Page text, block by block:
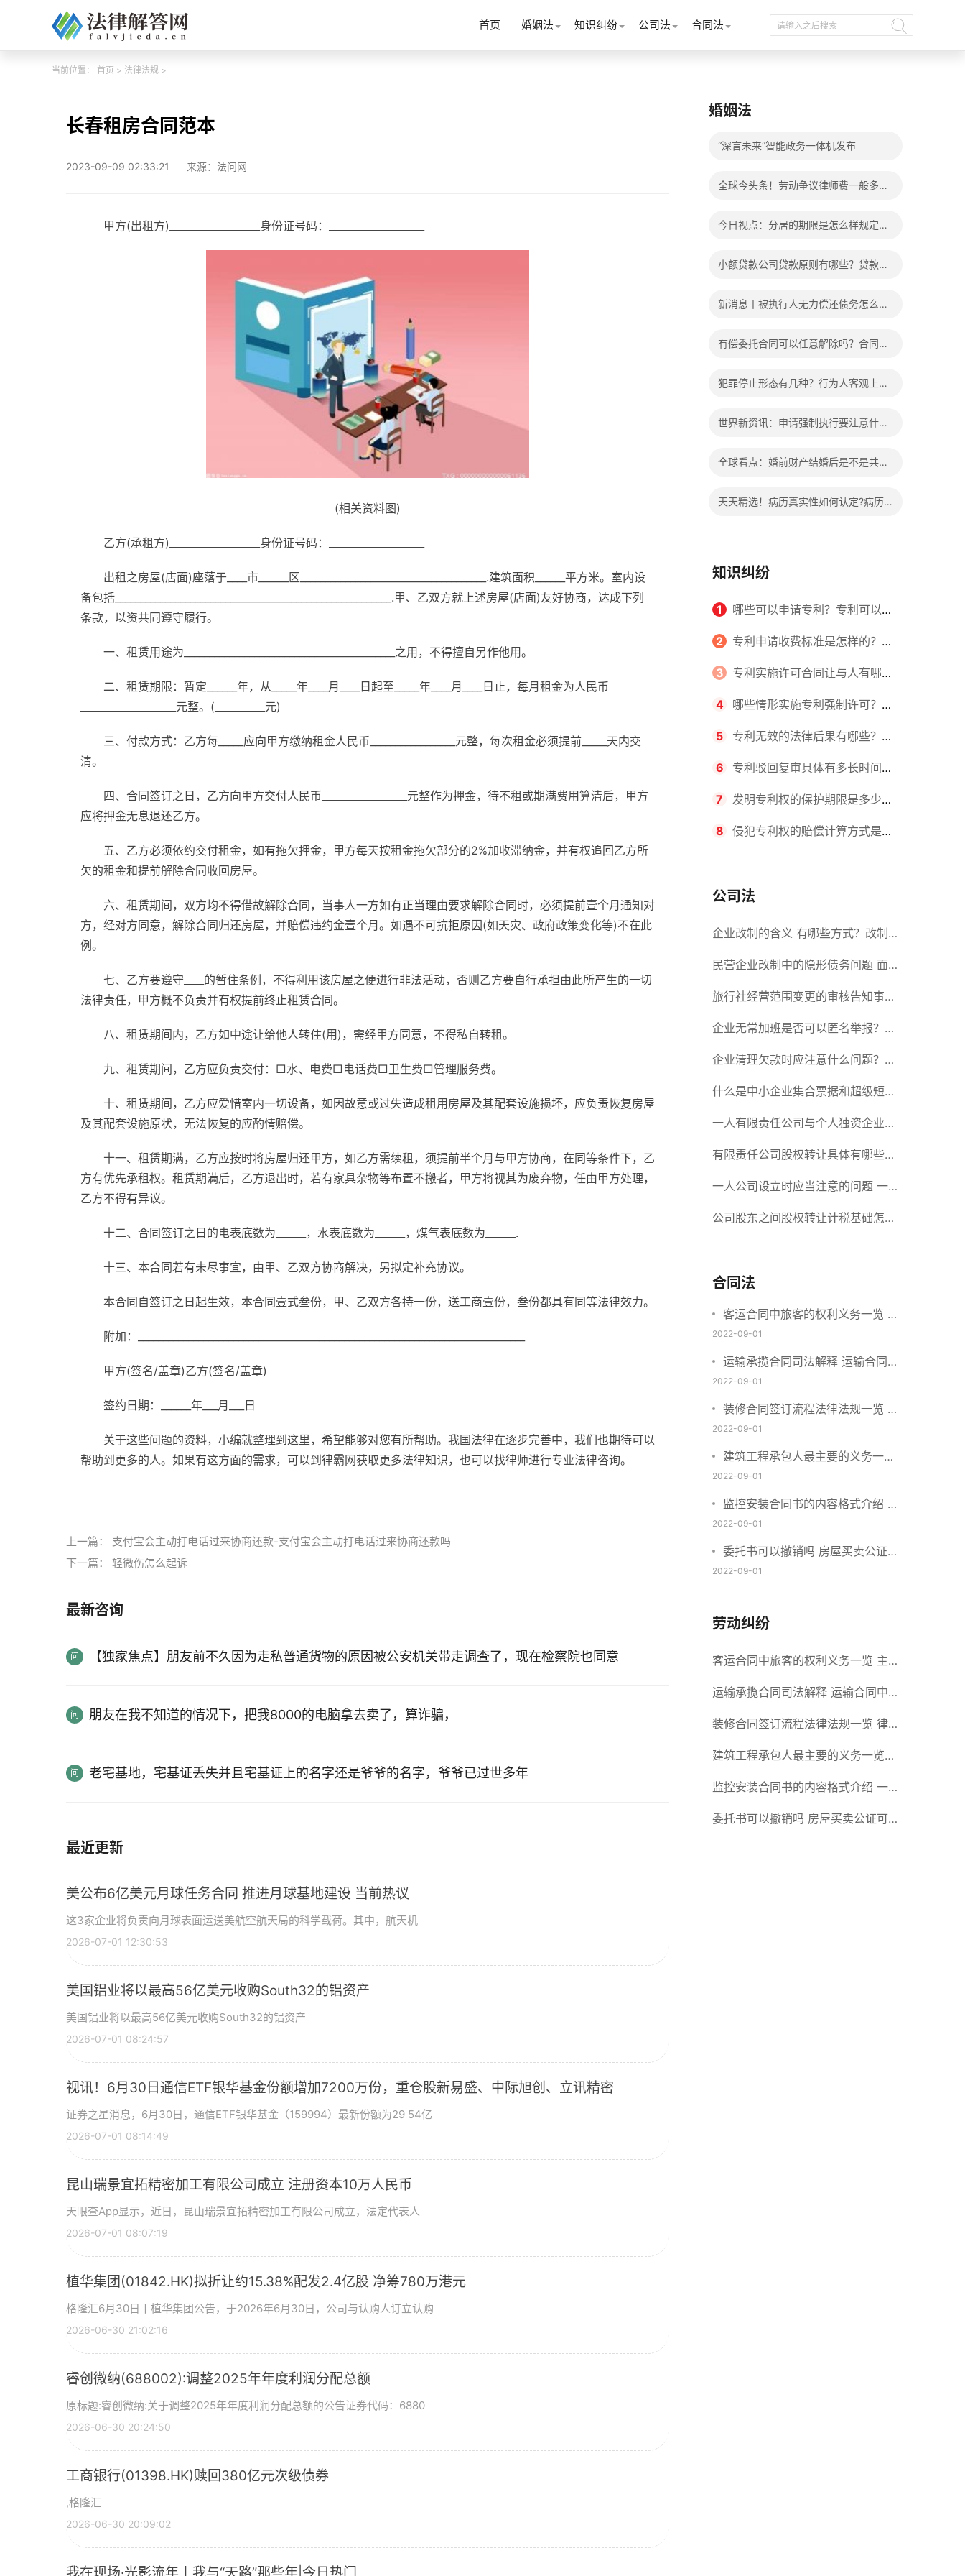
首页 婚姻法 知识纠纷 公司法 合同法
当前位置： 首页 > 法律法规 >
长春租房合同范本
2023-09-09 02:33:21 来源：法问网
甲方(出租方)__________________身份证号码：___________________
(相关资料图)
乙方(承租方)__________________身份证号码：___________________
出租之房屋(店面)座落于____市______区_____________________________________.建筑面积______平方米。室内设
备包括_______________________________________________________.甲、乙双方就上述房屋(店面)友好协商，达成下列
条款，以资共同遵守履行。
一、租赁用途为__________________________________________之用，不得擅自另作他用。
二、租赁期限：暂定______年，从_____年____月____日起至_____年____月____日止，每月租金为人民币
___________________元整。(__________元)
三、付款方式：乙方每_____应向甲方缴纳租金人民币_________________元整，每次租金必须提前_____天内交
清。
四、合同签订之日，乙方向甲方交付人民币_________________元整作为押金，待不租或期满费用算清后，甲方
应将押金无息退还乙方。
五、乙方必须依约交付租金，如有拖欠押金，甲方每天按租金拖欠部分的2%加收滞纳金，并有权追回乙方所
欠的租金和提前解除合同收回房屋。
六、租赁期间，双方均不得借故解除合同，当事人一方如有正当理由要求解除合同时，必须提前壹个月通知对
方，经对方同意，解除合同归还房屋，并赔偿违约金壹个月。如遇不可抗拒原因(如天灾、政府政策变化等)不在此
例。
七、乙方要遵守____的暂住条例，不得利用该房屋之便进行非法活动，否则乙方要自行承担由此所产生的一切
法律责任，甲方概不负责并有权提前终止租赁合同。
八、租赁期间内，乙方如中途让给他人转住(用)，需经甲方同意，不得私自转租。
九、租赁期间，乙方应负责交付：□水、电费□电话费□卫生费□管理服务费。
十、租赁期间，乙方应爱惜室内一切设备，如因故意或过失造成租用房屋及其配套设施损坏，应负责恢复房屋
及其配套设施原状，无法恢复的应酌情赔偿。
十一、租赁期满，乙方应按时将房屋归还甲方，如乙方需续租，须提前半个月与甲方协商，在同等条件下，乙
方有优先承租权。租赁期满后，乙方退出时，若有家具杂物等布置不搬者，甲方将视其为废弃物，任由甲方处理，
乙方不得有异议。
十二、合同签订之日的电表底数为______，水表底数为______，煤气表底数为______.
十三、本合同若有未尽事宜，由甲、乙双方协商解决，另拟定补充协议。
本合同自签订之日起生效，本合同壹式叁份，甲、乙双方各持一份，送工商壹份，叁份都具有同等法律效力。
附加：_____________________________________________________________________________
甲方(签名/盖章)乙方(签名/盖章)
签约日期：______年___月___日
关于这些问题的资料，小编就整理到这里，希望能够对您有所帮助。我国法律在逐步完善中，我们也期待可以
帮助到更多的人。如果有这方面的需求，可以到律霸网获取更多法律知识，也可以找律师进行专业法律咨询。
上一篇： 支付宝会主动打电话过来协商还款-支付宝会主动打电话过来协商还款吗
下一篇： 轻微伤怎么起诉
最新咨询
【独家焦点】朋友前不久因为走私普通货物的原因被公安机关带走调查了，现在检察院也同意
朋友在我不知道的情况下，把我8000的电脑拿去卖了，算诈骗，
老宅基地，宅基证丢失并且宅基证上的名字还是爷爷的名字，爷爷已过世多年
最近更新
美公布6亿美元月球任务合同 推进月球基地建设 当前热议
这3家企业将负责向月球表面运送美航空航天局的科学载荷。其中，航天机
2026-07-01 12:30:53
美国铝业将以最高56亿美元收购South32的铝资产
美国铝业将以最高56亿美元收购South32的铝资产
2026-07-01 08:24:57
视讯！6月30日通信ETF银华基金份额增加7200万份，重仓股新易盛、中际旭创、立讯精密
证券之星消息，6月30日，通信ETF银华基金（159994）最新份额为29 54亿
2026-07-01 08:14:49
昆山瑞景宜拓精密加工有限公司成立 注册资本10万人民币
天眼查App显示，近日，昆山瑞景宜拓精密加工有限公司成立，法定代表人
2026-07-01 08:07:19
植华集团(01842.HK)拟折让约15.38%配发2.4亿股 净筹780万港元
格隆汇6月30日丨植华集团公告，于2026年6月30日，公司与认购人订立认购
2026-06-30 21:02:16
睿创微纳(688002):调整2025年年度利润分配总额
原标题:睿创微纳:关于调整2025年年度利润分配总额的公告证券代码：6880
2026-06-30 20:24:50
工商银行(01398.HK)赎回380亿元次级债券
,格隆汇
2026-06-30 20:09:02
婚姻法
“深言未来”智能政务一体机发布
全球今头条！劳动争议律师费一般多少
今日视点：分居的期限是怎么样规定
小额贷款公司贷款原则有哪些？贷款不
新消息丨被执行人无力偿还债务怎么
有偿委托合同可以任意解除吗？合同无
犯罪停止形态有几种？行为人客观上实
世界新资讯：申请强制执行要注意什么
全球看点：婚前财产结婚后是不是共同
天天精选！病历真实性如何认定?病历
知识纠纷
1 哪些可以申请专利？专利可以同
时多个人一起申请吗？
2 专利申请收费标准是怎样的？申
请不同类型的专利所需要的钱不同
3 专利实施许可合同让与人有哪些
主要义务？专利实施许可合同与专利
许可合同有什么区别？
4 哪些情形实施专利强制许可？专
利强制许可的前提条件是什么？
5 专利无效的法律后果有哪些？专
利的无效情形有哪些？
6 专利驳回复审具体有多长时间？
哪些情况下专利申请可能被驳回？
7 发明专利权的保护期限是多少
年？非专利发明人是否有专利申请
8 侵犯专利权的赔偿计算方式是什
间？
公司法
企业改制的含义 有哪些方式？改制
后国企员工属于什么性质？
民营企业改制中的隐形债务问题 面
对隐形债务问题应该如何解决？
旅行社经营范围变更的审核告知事项
旅游业的发展现状和趋势
企业无常加班是否可以匿名举报？强
制加班公司没有加班费怎么办？
企业清理欠款时应注意什么问题？企
业短期借款需要注意哪些事项？
什么是中小企业集合票据和超级短期
融资券？一起来了解一下吧！
一人有限责任公司与个人独资企业的
区别 这些知识你都知道吗？
有限责任公司股权转让具体有哪些形
式？来了解下这五种形式
一人公司设立时应当注意的问题 一
人公司的特征
公司股东之间股权转让计税基础怎么
合什么要件？
合同法
客运合同中旅客的权利义务一览 主
要包括这些内容
2022-09-01
运输承揽合同司法解释 运输合同中
承运人的义务有哪些
2022-09-01
装修合同签订流程法律法规一览 律
师解答
2022-09-01
建筑工程承包人最主要的义务一览
承包合同内容介绍
2022-09-01
监控安装合同书的内容格式介绍 一
般包括这些条款
2022-09-01
委托书可以撤销吗 房屋买卖公证可
否撤销
2022-09-01
劳动纠纷
客运合同中旅客的权利义务一览 主
要包括这些内容
运输承揽合同司法解释 运输合同中
承运人的义务有哪些
装修合同签订流程法律法规一览 律
师解答
建筑工程承包人最主要的义务一览
承包合同内容介绍
监控安装合同书的内容格式介绍 一
般包括这些条款
委托书可以撤销吗 房屋买卖公证可